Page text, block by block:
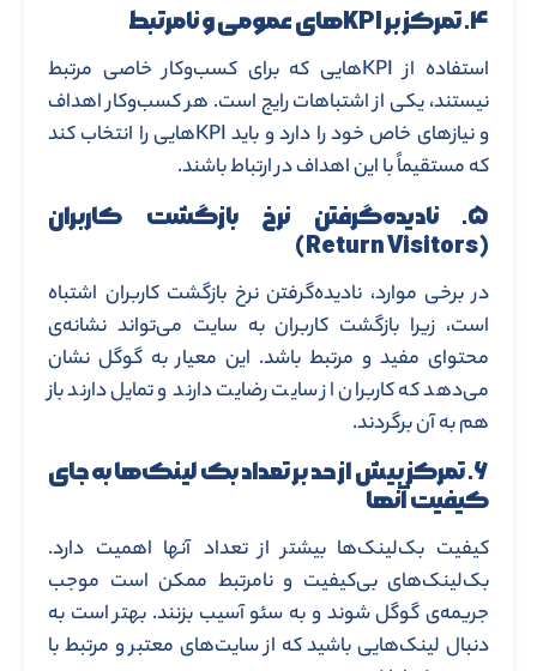
۴. تمرکز بر KPIهای عمومی و نامرتبط
استفاده از KPIهایی که برای کسب‌وکار خاصی مرتبط
نیستند، یکی از اشتباهات رایج است. هر کسب‌وکار اهداف
و نیازهای خاص خود را دارد و باید KPIهایی را انتخاب کند
که مستقیماً با این اهداف در ارتباط باشند.
۵. نادیده‌گرفتن نرخ بازگشت کاربران
(Return Visitors)
در برخی موارد، نادیده‌گرفتن نرخ بازگشت کاربران اشتباه
است، زیرا بازگشت کاربران به سایت می‌تواند نشانه‌ی
محتوای مفید و مرتبط باشد. این معیار به گوگل نشان
می‌دهد که کاربران از سایت رضایت دارند و تمایل دارند باز
هم به آن برگردند.
۶. تمرکز بیش از حد بر تعداد بک ‌لینک‌ها به جای
کیفیت آنها
کیفیت بک‌لینک‌ها بیشتر از تعداد آنها اهمیت دارد.
بک‌لینک‌های بی‌کیفیت و نامرتبط ممکن است موجب
جریمه‌ی گوگل شوند و به سئو آسیب بزنند. بهتر است به
دنبال لینک‌هایی باشید که از سایت‌های معتبر و مرتبط با